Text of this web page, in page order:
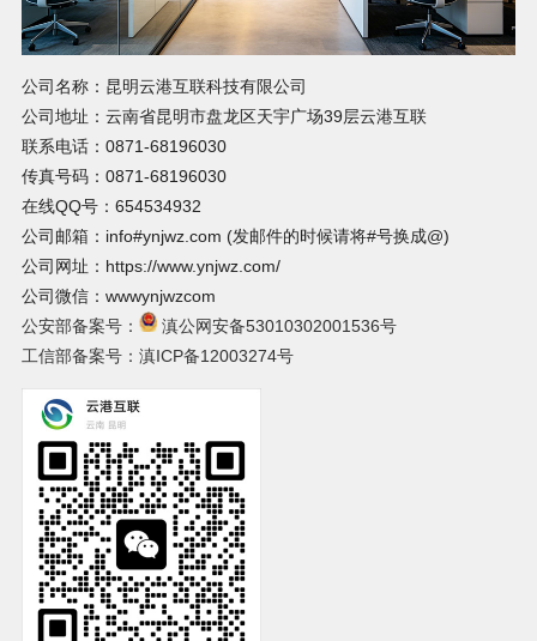
公司名称：昆明云港互联科技有限公司
公司地址：云南省昆明市盘龙区天宇广场39层云港互联
联系电话：0871-68196030
传真号码：0871-68196030
在线QQ号：654534932
公司邮箱：info#ynjwz.com (发邮件的时候请将#号换成@)
公司网址：https://www.ynjwz.com/
公司微信：wwwynjwzcom
公安部备案号：
滇公网安备53010302001536号
工信部备案号：滇ICP备12003274号